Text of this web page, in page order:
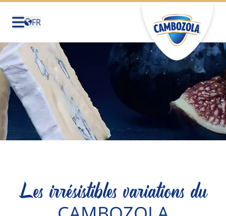
FR
Deutschland
(Deutsch)
United States (English)
Canada (English)
Canada (Français)
België (Nederlands)
Les irrésistibles variations du